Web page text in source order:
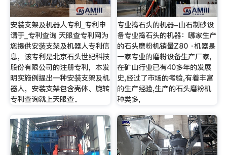
安装支架及机器人专利_专利申
请于_专利查询 天眼查专利网为
您提供安装支架及机器人专利信
息，该专利是北京石头世纪科技
股份有限公司的注册专利，本发
明实施例提出一种安装支架及机
器人，安装支架包含壳体、旋转
专利查询就上天眼查。
专业捣石头的机器-山石制砂设
备专业捣石头的机器：哪家生产
的石头磨粉机销量Z80 ·机器是
一家专业的磨粉设备生产厂家,
在矿山行业已有40多年的发展
史,经过了市场的考验,有着丰富
的生产经验,生产的石头磨粉机
种类多,